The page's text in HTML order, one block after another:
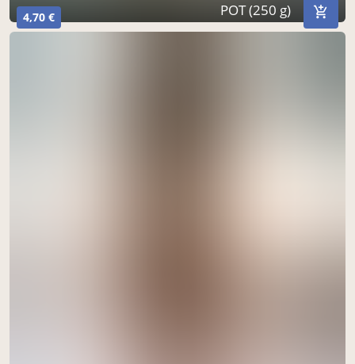
4,70 € POT (250 g)